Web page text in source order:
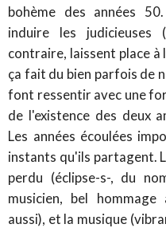
bohème des années
induire les judicieuses
contraire, laissent place
ça fait du bien parfois de
font ressentir avec une
de l'existence des deux
Les années écoulées
instants qu'ils partagent.
perdu (éclipse-s-, du
musicien, bel
aussi), et la musique